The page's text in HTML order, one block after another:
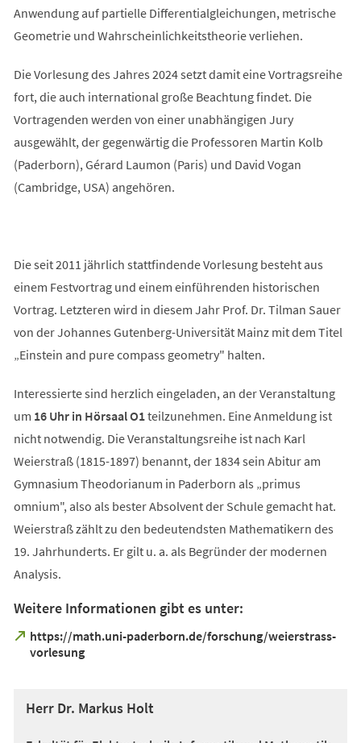
Anwendung auf partielle Differentialgleichungen, metrische
Geometrie und Wahrscheinlichkeitstheorie verliehen.
Die Vorlesung des Jahres 2024 setzt damit eine Vortragsreihe
fort, die auch international große Beachtung findet. Die
Vortragenden werden von einer unabhängigen Jury
ausgewählt, der gegenwärtig die Professoren Martin Kolb
(Paderborn), Gérard Laumon (Paris) und David Vogan
(Cambridge, USA) angehören.
Die seit 2011 jährlich stattfindende Vorlesung besteht aus
einem Festvortrag und einem einführenden historischen
Vortrag. Letzteren wird in diesem Jahr Prof. Dr. Tilman Sauer
von der Johannes Gutenberg-Universität Mainz mit dem Titel
„Einstein and pure compass geometry" halten.
Interessierte sind herzlich eingeladen, an der Veranstaltung
um 16 Uhr in Hörsaal O1teilzunehmen. Eine Anmeldung ist
nicht notwendig. Die Veranstaltungsreihe ist nach Karl
Weierstraß (1815-1897) benannt, der 1834 sein Abitur am
Gymnasium Theodorianum in Paderborn als „primus
omnium", also als bester Absolvent der Schule gemacht hat.
Weierstraß zählt zu den bedeutendsten Mathematikern des
19. Jahrhunderts. Er gilt u. a. als Begründer der modernen
Analysis.
Weitere Informationen gibt es unter:
https://math.uni-paderborn.de/forschung/weierstrass-
vorlesung
(Öffnet
neuen
Tab)
Herr Dr. Markus Holt